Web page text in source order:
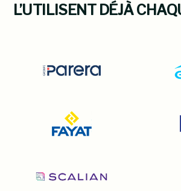
L’UTILISENT DÉJÀ